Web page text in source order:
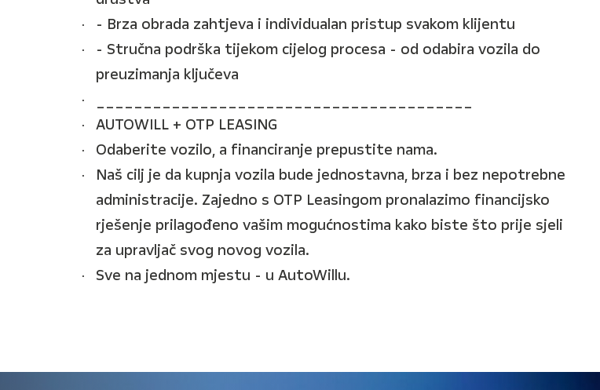
- Brza obrada zahtjeva i individualan pristup svakom klijentu
- Stručna podrška tijekom cijelog procesa - od odabira vozila do
preuzimanja ključeva
AUTOWILL + OTP LEASING
Odaberite vozilo, a financiranje prepustite nama.
Naš cilj je da kupnja vozila bude jednostavna, brza i bez nepotrebne
administracije. Zajedno s OTP Leasingom pronalazimo financijsko
rješenje prilagođeno vašim mogućnostima kako biste što prije sjeli
za upravljač svog novog vozila.
Sve na jednom mjestu - u AutoWillu.